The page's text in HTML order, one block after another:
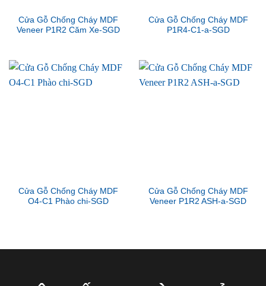
Cửa Gỗ Chống Cháy MDF
Veneer P1R2 Căm Xe-SGD
Cửa Gỗ Chống Cháy MDF
P1R4-C1-a-SGD
Cửa Gỗ Chống Cháy MDF
O4-C1 Phào chi-SGD
Cửa Gỗ Chống Cháy MDF
Veneer P1R2 ASH-a-SGD